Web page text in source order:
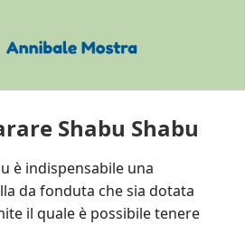
Shabu Shabu
è indispensabile una
da fonduta che sia dotata
il quale è possibile tenere